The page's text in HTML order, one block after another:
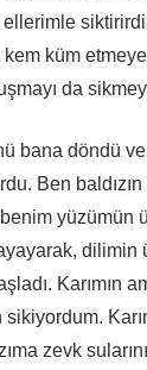
küm etmeye
da
bana döndü
Ben
yüzümün
dilimin
Karımın
sikiyordum.
zevk